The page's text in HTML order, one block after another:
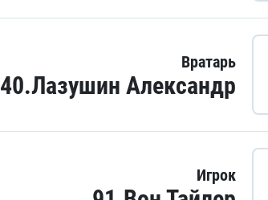
Вратарь
40.Лазушин Александр
Игрок